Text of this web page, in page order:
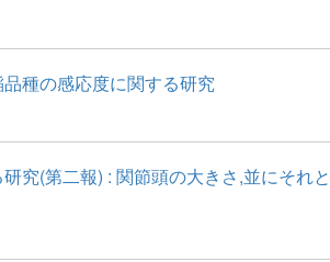
種の感応度に関する研究
究(第二報) : 関節頭の大きさ,並にそれ